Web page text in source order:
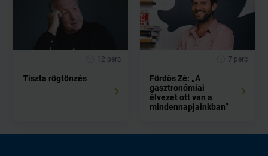
12 perc
Tiszta rögtönzés
7 perc
Fördős Zé: „A
gasztronómiai
élvezet ott van a
mindennapjainkban”